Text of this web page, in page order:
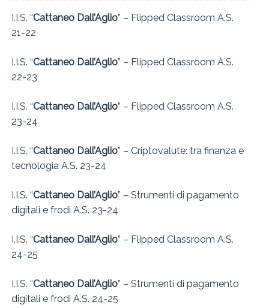
I.I.S. “Cattaneo Dall’Aglio” – Flipped Classroom A.S.
21-22
I.I.S. “Cattaneo Dall’Aglio” – Flipped Classroom A.S.
22-23
I.I.S. “Cattaneo Dall’Aglio” – Flipped Classroom A.S.
23-24
I.I.S. “Cattaneo Dall’Aglio” – Criptovalute: tra finanza e
tecnologia A.S. 23-24
I.I.S. “Cattaneo Dall’Aglio” – Strumenti di pagamento
digitali e frodi A.S. 23-24
I.I.S. “Cattaneo Dall’Aglio” – Flipped Classroom A.S.
24-25
I.I.S. “Cattaneo Dall’Aglio” – Strumenti di pagamento
digitali e frodi A.S. 24-25